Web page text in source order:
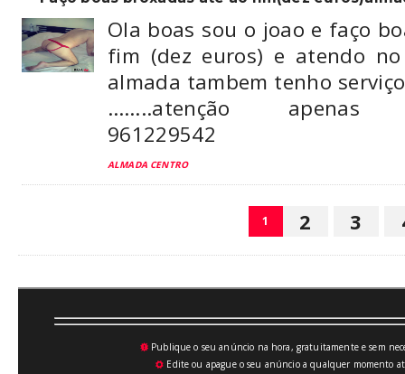
Ola boas sou o joao e faço
fim (dez euros) e atendo
almada tambem tenho
……..atenção apenas
961229542
ALMADA CENTRO
1 2 3
💥Publique o seu anúncio na hora, gratuitamente e sem
⚙ Edite ou apague o seu anúncio a qualquer momento